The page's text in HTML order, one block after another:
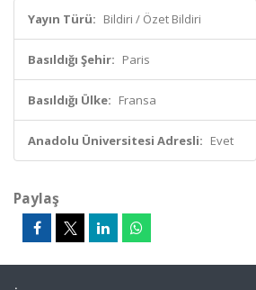
Yayın Türü: Bildiri / Özet Bildiri
Basıldığı Şehir: Paris
Basıldığı Ülke: Fransa
Anadolu Üniversitesi Adresli: Evet
Paylaş